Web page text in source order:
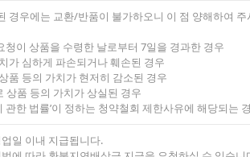
경우에는 교환/반품이 불가하오니 이 점 양해하여
이 상품을 수령한 날로부터 7일을 경과한 경우
가 심하게 파손되거나 훼손된 경우
품 등의 가치가 현저히 감소된 경우
상품 등의 가치가 상실된 경우
한 법률’이 정하는 청약철회 제한사유에 해당되는
일 이내 지급됩니다.